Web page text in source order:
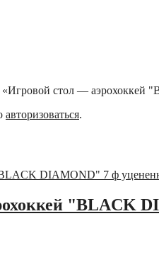
«Игровой стол —
авторизоваться.
"BLACK